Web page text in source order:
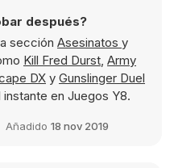
después?
sección Asesinatos y
Kill Fred Durst, Army
DX y Gunslinger Duel
en Juegos Y8.
Añadido 18 nov 2019